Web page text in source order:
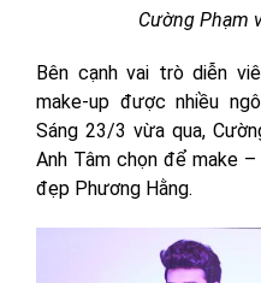
Cường Phạm
Bên cạnh vai trò diễn
make-up được nhiều
Sáng 23/3 vừa qua,
Anh Tâm chọn để make
đẹp Phương Hằng.